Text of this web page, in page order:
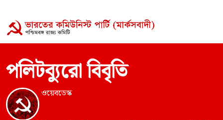
পলিটব্যুরো বিবৃতি
ওয়েবডেস্ক